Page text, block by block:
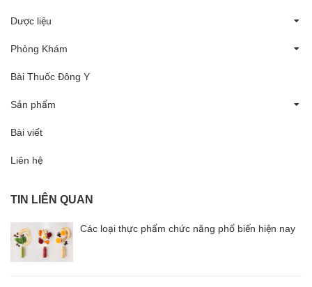
Dược liệu
Phòng Khám
Bài Thuốc Đông Y
Sản phẩm
Bài viết
Liên hệ
TIN LIÊN QUAN
Các loại thực phẩm chức năng phổ biến hiện nay